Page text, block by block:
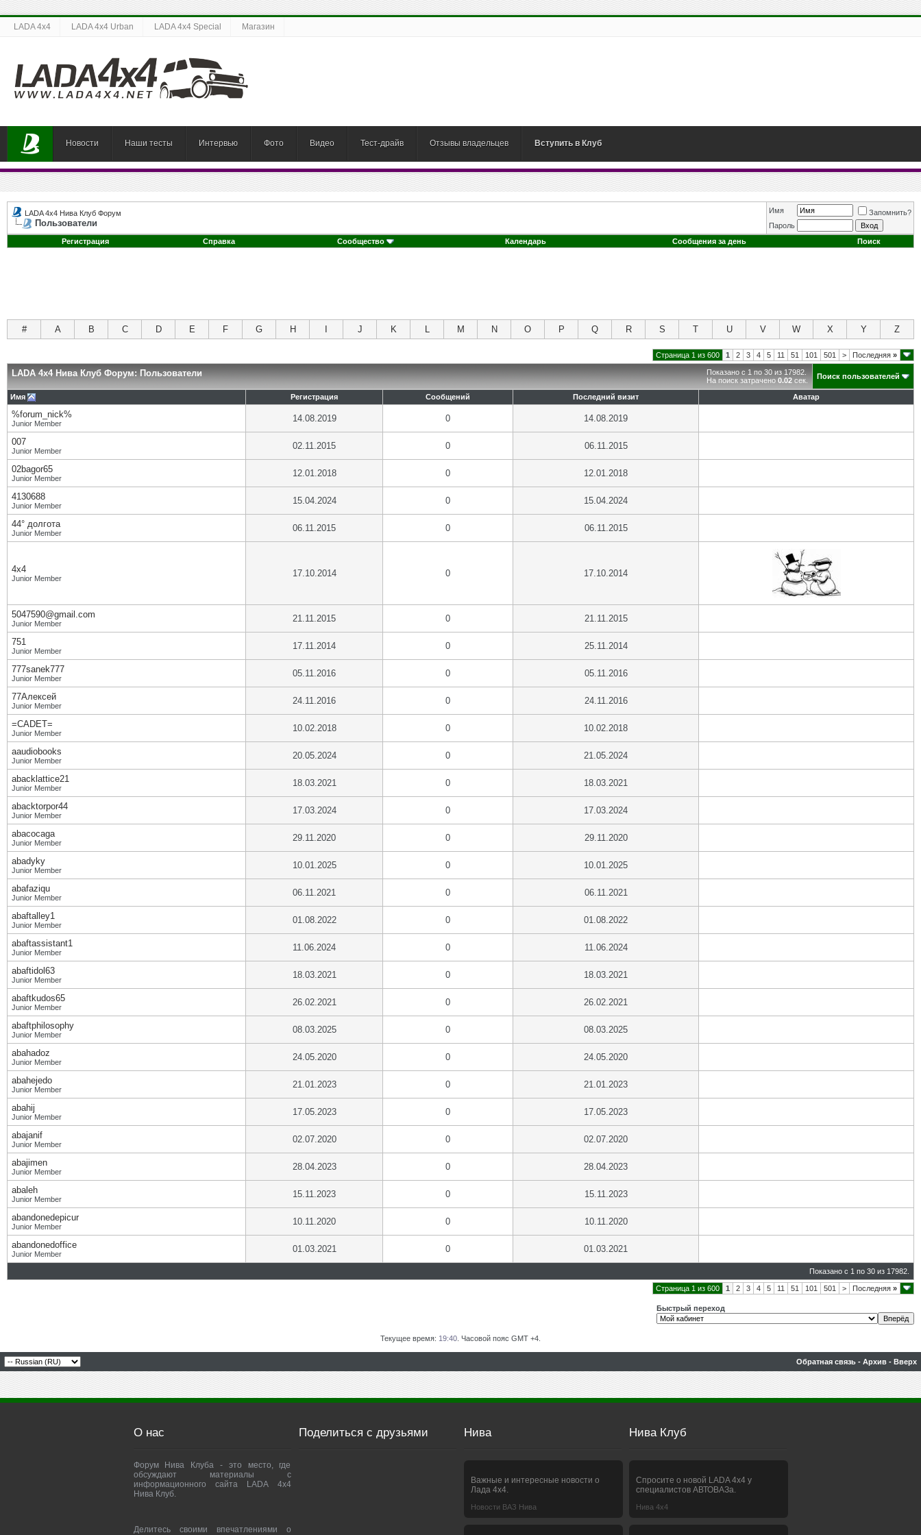
LADA 4x4 LADA 4x4 Urban LADA 4x4 Special Магазин
Новости Наши тесты Интервью Фото Видео Тест-драйв Отзывы владельцев Вступить в Клуб
LADA 4x4 Нива Клуб Форум
Пользователи
Имя
Запомнить?
Пароль
Регистрация
Справка Сообщество Календарь Сообщения за день Поиск
# A B C D E F G H J K L M N O P Q R S T U V W X Y Z
Страница 1 из 600 1 2 3 4 5 11 51 101 501 > Последняя »
Показано с 1 по 30 из 17982.
На поиск затрачено 0.02 сек.
LADA 4x4 Нива Клуб Форум: Пользователи Поиск пользователей
Имя Регистрация Сообщений Последний визит Аватар
%forum_nick%
Junior Member 14.08.2019 0 14.08.2019
007
Junior Member 02.11.2015 0 06.11.2015
02bagor65
Junior Member 12.01.2018 0 12.01.2018
4130688
Junior Member 15.04.2024 0 15.04.2024
44° долгота
Junior Member 06.11.2015 0 06.11.2015
4х4
Junior Member 17.10.2014 0 17.10.2014
5047590@gmail.com
Junior Member 21.11.2015 0 21.11.2015
751
Junior Member 17.11.2014 0 25.11.2014
777sanek777
Junior Member 05.11.2016 0 05.11.2016
77Алексей
Junior Member 24.11.2016 0 24.11.2016
=CADET=
Junior Member 10.02.2018 0 10.02.2018
aaudiobooks
Junior Member 20.05.2024 0 21.05.2024
abacklattice21
Junior Member 18.03.2021 0 18.03.2021
abacktorpor44
Junior Member 17.03.2024 0 17.03.2024
abacocaga
Junior Member 29.11.2020 0 29.11.2020
abadyky
Junior Member 10.01.2025 0 10.01.2025
abafaziqu
Junior Member 06.11.2021 0 06.11.2021
abaftalley1
Junior Member 01.08.2022 0 01.08.2022
abaftassistant1
Junior Member 11.06.2024 0 11.06.2024
abaftidol63
Junior Member 18.03.2021 0 18.03.2021
abaftkudos65
Junior Member 26.02.2021 0 26.02.2021
abaftphilosophy
Junior Member 08.03.2025 0 08.03.2025
abahadoz
Junior Member 24.05.2020 0 24.05.2020
abahejedo
Junior Member 21.01.2023 0 21.01.2023
abahij
Junior Member 17.05.2023 0 17.05.2023
abajanif
Junior Member 02.07.2020 0 02.07.2020
abajimen
Junior Member 28.04.2023 0 28.04.2023
abaleh
Junior Member 15.11.2023 0 15.11.2023
abandonedepicur
Junior Member 10.11.2020 0 10.11.2020
abandonedoffice
Junior Member 01.03.2021 0 01.03.2021
Показано с 1 по 30 из 17982.
Страница 1 из 600 1 2 3 4 5 11 51 101 501 > Последняя »
Быстрый переход
Текущее время: 19:40 . Часовой пояс GMT +4.
Обратная связь - Архив - Вверх
О нас
Форум Нива Клуба - это место, где
обсуждают материалы с
информационного сайта LADA 4x4
Нива Клуб.
Делитесь своими впечатлениями о
Поделиться с друзьями Нива
Важные и интересные новости о
Лада 4х4.
Новости ВАЗ Нива
Нива Клуб
Спросите о новой LADA 4x4 у
специалистов АВТОВАЗа.
Нива 4х4